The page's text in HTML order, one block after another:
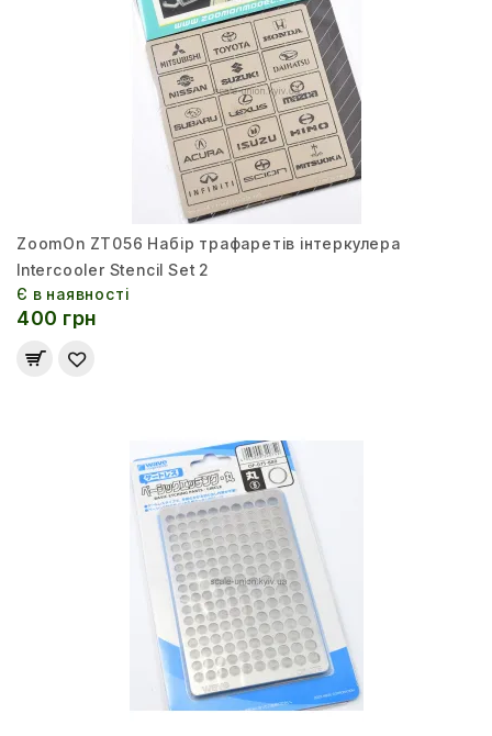
ZoomOn ZT056 Набір трафаретів інтеркулера
Intercooler Stencil Set 2
Є в наявності
400 грн